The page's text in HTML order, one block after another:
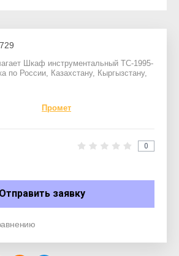
Шкаф инструментальный TC-1995-
по России, Казахстану, Кыргызстану,
Промет
0
Отправить заявку